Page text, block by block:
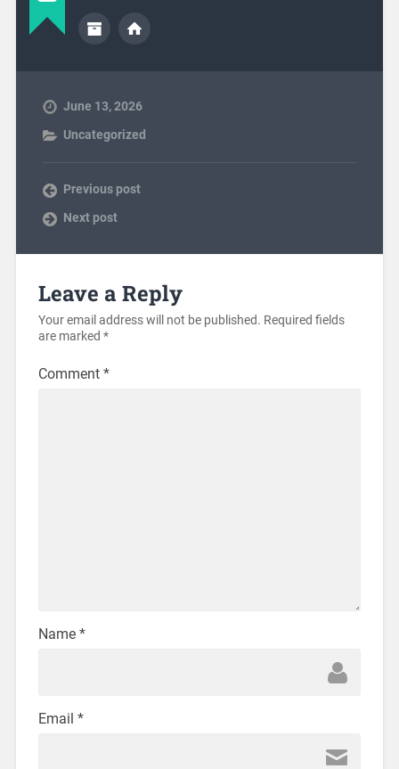
June 13, 2026
Uncategorized
Previous post
Next post
Leave a Reply
Your email address will not be published. Required fields
are marked *
Comment *
Name *
Email *